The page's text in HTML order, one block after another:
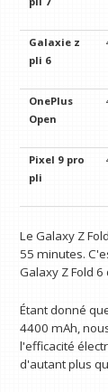
Galaxie z
pli 6
OnePlus
Open
Pixel 9 pro
pli
Le Galaxy Z
55 minutes.
Galaxy Z Fold 6
Étant donné
4400 mAh,
l'efficacité
d'autant plus